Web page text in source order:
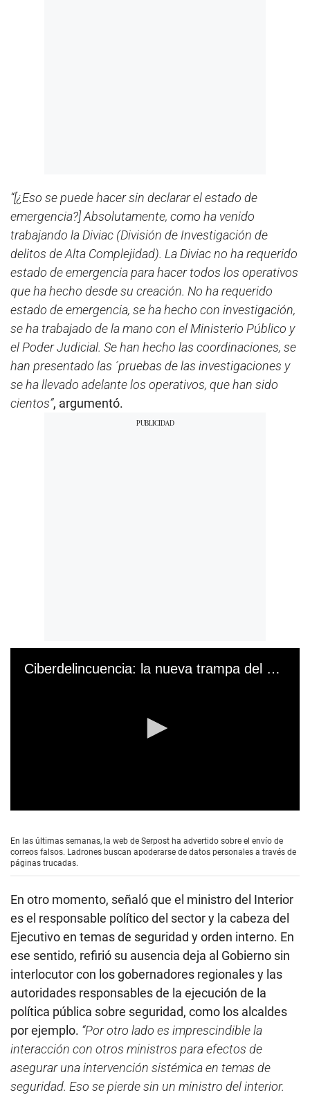
“[¿Eso se puede hacer sin declarar el estado de
emergencia?] Absolutamente, como ha venido
trabajando la Diviac (División de Investigación de
delitos de Alta Complejidad). La Diviac no ha requerido
estado de emergencia para hacer todos los operativos
que ha hecho desde su creación. No ha requerido
estado de emergencia, se ha hecho con investigación,
se ha trabajado de la mano con el Ministerio Público y
el Poder Judicial. Se han hecho las coordinaciones, se
han presentado las ´pruebas de las investigaciones y
se ha llevado adelante los operativos, que han sido
cientos”, argumentó.
Ciberdelincuencia: la nueva trampa del correo electrónico que busca robarte las cuentas
e
c
o
n
s
o
f
4
m
n
u
t
e
,
0
En las últimas semanas, la web de Serpost ha advertido sobre el envío de
correos falsos. Ladrones buscan apoderarse de datos personales a través de
páginas trucadas.
En otro momento, señaló que el ministro del Interior
es el responsable político del sector y la cabeza del
Ejecutivo en temas de seguridad y orden interno. En
ese sentido, refirió su ausencia deja al Gobierno sin
interlocutor con los gobernadores regionales y las
autoridades responsables de la ejecución de la
política pública sobre seguridad, como los alcaldes
por ejemplo. “Por otro lado es imprescindible la
interacción con otros ministros para efectos de
asegurar una intervención sistémica en temas de
seguridad. Eso se pierde sin un ministro del interior.